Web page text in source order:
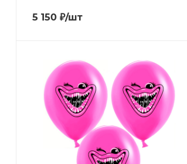
5 150 ₽/шт